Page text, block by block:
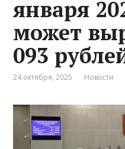
января
может
093
24 октября, 2025 Новости